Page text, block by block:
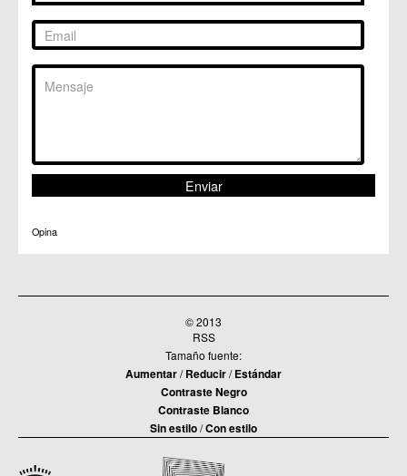
Opina
© 2013
RSS
Tamaño fuente:
Aumentar/Reducir/Estándar
Contraste Negro
Contraste Blanco
Sin estilo/Con estilo